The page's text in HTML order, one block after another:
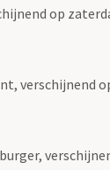
op
verschijnend